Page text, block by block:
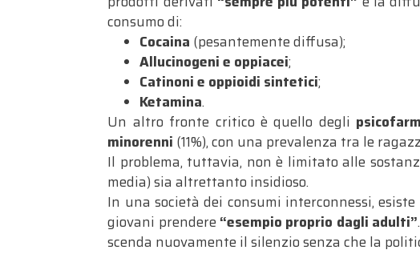
consumo di:
Cocaina (pesantemente diffusa);
Allucinogeni e oppiacei;
Catinoni e oppioidi sintetici;
Ketamina.
Un altro fronte critico è quello degli
minorenni (11%), con una prevalenza tra le
Il problema, tuttavia, non è limitato alle
media) sia altrettanto insidioso.
In una società dei consumi interconnessi,
giovani prendere “esempio proprio dagli adulti”
scenda nuovamente il silenzio senza che la